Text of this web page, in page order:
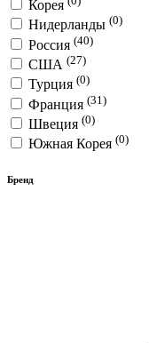
Корея
Нидерланды (0)
Россия (40)
США (27)
Турция (0)
Франция (31)
Швеция (0)
Южная Корея (0)
Бренд